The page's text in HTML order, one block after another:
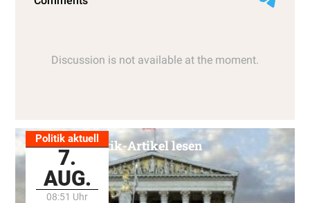
Politik aktuell
7.
AUG.
08:51 Uhr
Alle Politik-Artikel lesen